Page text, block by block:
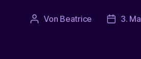
Beitragsautor
Von Beatrice 3.